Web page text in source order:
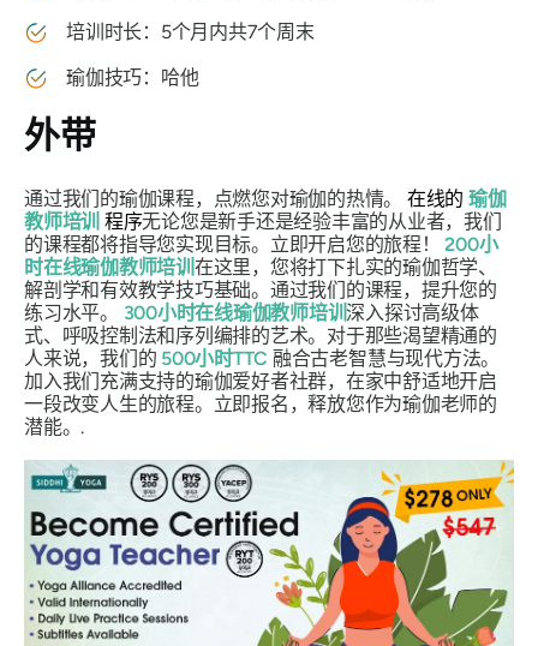
培训时长：5个月内共7个周末
瑜伽技巧：哈他
外带
通过我们的瑜伽课程，点燃您对瑜伽的热情。 在线的瑜伽
教师培训 程序无论您是新手还是经验丰富的从业者，我们
的课程都将指导您实现目标。立即开启您的旅程！200小
时在线瑜伽教师培训 在这里，您将打下扎实的瑜伽哲学、
解剖学和有效教学技巧基础。通过我们的课程，提升您的
练习水平。 300小时在线瑜伽教师培训深入探讨高级体
式、呼吸控制法和序列编排的艺术。对于那些渴望精通的
人来说，我们的 500小时TTC 融合古老智慧与现代方法。
加入我们充满支持的瑜伽爱好者社群，在家中舒适地开启
一段改变人生的旅程。立即报名，释放您作为瑜伽老师的
潜能。.